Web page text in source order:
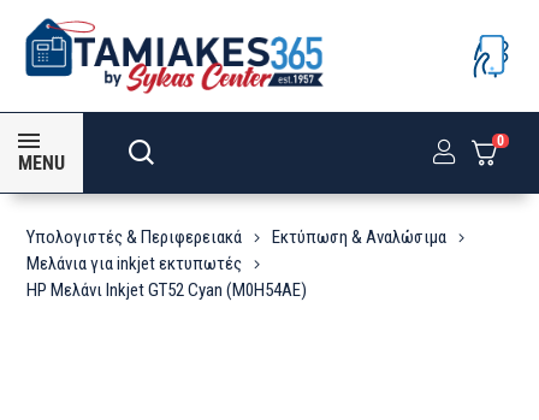
MENU
0
Υπολογιστές & Περιφερειακά
Εκτύπωση & Αναλώσιμα
Μελάνια για inkjet εκτυπωτές
HP Μελάνι Inkjet GT52 Cyan (M0H54AE)